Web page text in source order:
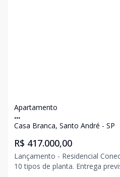
Apartamento
...
Casa Branca, Santo André - SP
R$ 417.000,00
Lançamento - Residencial Conect -
10 tipos de planta. Entrega